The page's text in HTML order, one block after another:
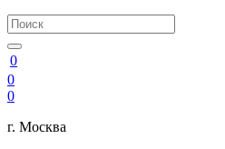
0
0
0
г. Москва